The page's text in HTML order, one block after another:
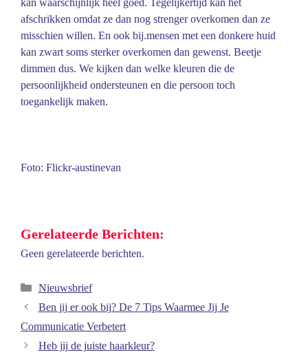
afschrikken omdat ze dan nog strenger overkomen dan ze
misschien willen. En ook bij.mensen met een donkere huid
kan zwart soms sterker overkomen dan gewenst. Beetje
dimmen dus. We kijken dan welke kleuren die de
persoonlijkheid ondersteunen en die persoon toch
toegankelijk maken.
Foto: Flickr-austinevan
Gerelateerde Berichten:
Geen gerelateerde berichten.
Categorieën
Nieuwsbrief
Ben jij er ook bij? De 7 Tips Waarmee Jij Je
Communicatie Verbetert
Heb jij de juiste haarkleur?